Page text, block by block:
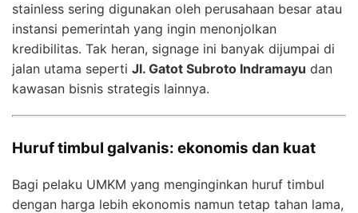
stainless sering digunakan oleh perusahaan besar atau
instansi pemerintah yang ingin menonjolkan
kredibilitas. Tak heran, signage ini banyak dijumpai di
jalan utama seperti Jl. Gatot Subroto Indramayu dan
kawasan bisnis strategis lainnya.
Huruf timbul galvanis: ekonomis dan kuat
Bagi pelaku UMKM yang menginginkan huruf timbul
dengan harga lebih ekonomis namun tetap tahan lama,